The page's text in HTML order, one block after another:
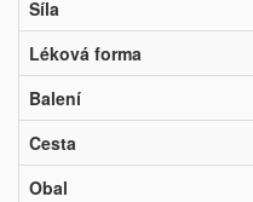
Síla
Léková forma
Balení
Cesta
Obal